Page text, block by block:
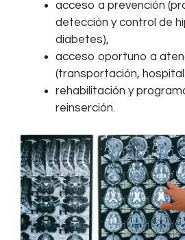
acceso a prevención
detección y control de
diabetes),
acceso oportuno a
(transportación,
rehabilitación y
reinserción.